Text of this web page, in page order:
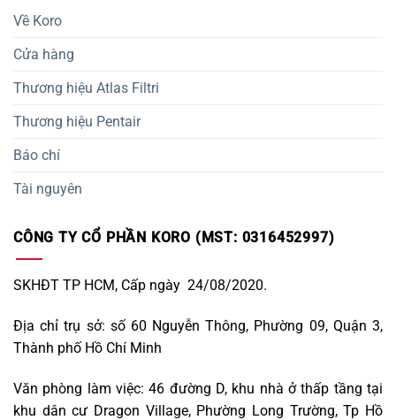
Về Koro
Cửa hàng
Thương hiệu Atlas Filtri
Thương hiệu Pentair
Báo chí
Tài nguyên
CÔNG TY CỔ PHẦN KORO (MST: 0316452997)
SKHĐT TP HCM, Cấp ngày 24/08/2020.
Địa chỉ trụ sở: số 60 Nguyễn Thông, Phường 09, Quận 3,
Thành phố Hồ Chí Minh
Văn phòng làm việc: 46 đường D, khu nhà ở thấp tầng tại
khu dân cư Dragon Village, Phường Long Trường, Tp Hồ